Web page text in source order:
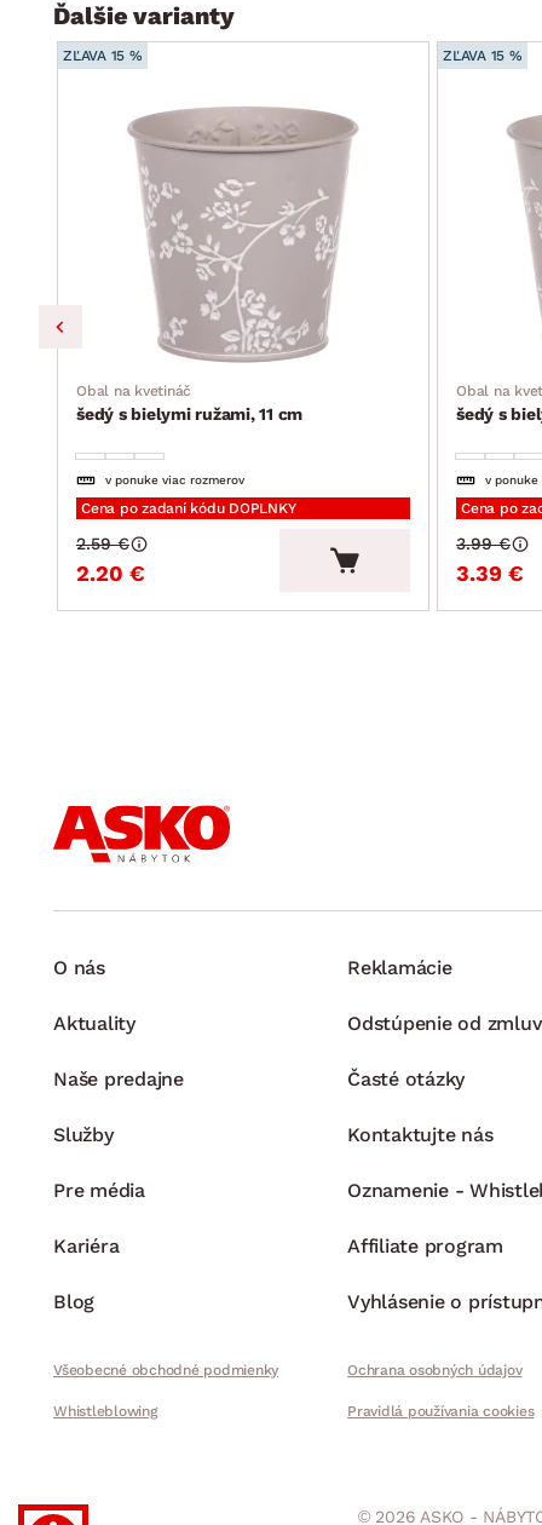
Ďalšie varianty
ZĽAVA 15 %
Obal na kvetináč
šedý s bielymi ružami, 11 cm
v ponuke viac rozmerov
Cena po zadaní kódu DOPLNKY
2.20 €
2.59 €
ZĽAVA 15 %
Obal na
šedý s
v ponuke
Cena po
3.39 €
3.99 €
O nás
Aktuality
Naše predajne
Služby
Pre média
Kariéra
Blog
Reklamácie
Odstúpenie od
Časté otázky
Kontaktujte nás
Oznamenie -
Affiliate program
Vyhlásenie o
Všeobecné obchodné podmienky Ochrana osobných údajov
Whistleblowing Pravidlá používania cookies
© 2026 ASKO -